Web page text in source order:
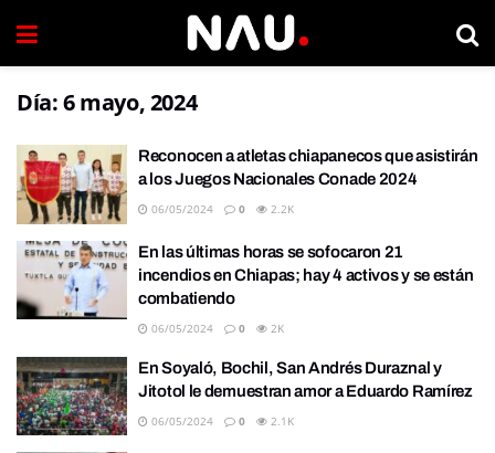
Día:6 mayo, 2024
Reconocen a atletas chiapanecos que asistirán
a los Juegos Nacionales Conade 2024
06/05/2024 0 2.2K
En las últimas horas se sofocaron 21
incendios en Chiapas; hay 4 activos y se están
combatiendo
06/05/2024 0 2K
En Soyaló, Bochil, San Andrés Duraznal y
Jitotol le demuestran amor a Eduardo Ramírez
06/05/2024 0 2.1K